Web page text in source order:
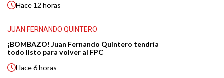
Hace 12 horas
JUAN FERNANDO QUINTERO
¡BOMBAZO! Juan Fernando Quintero tendría
todo listo para volver al FPC
Hace6 horas